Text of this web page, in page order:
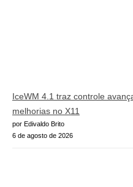
IceWM 4.1 traz controle
melhorias no X11
por Edivaldo Brito
6 de agosto de 2026